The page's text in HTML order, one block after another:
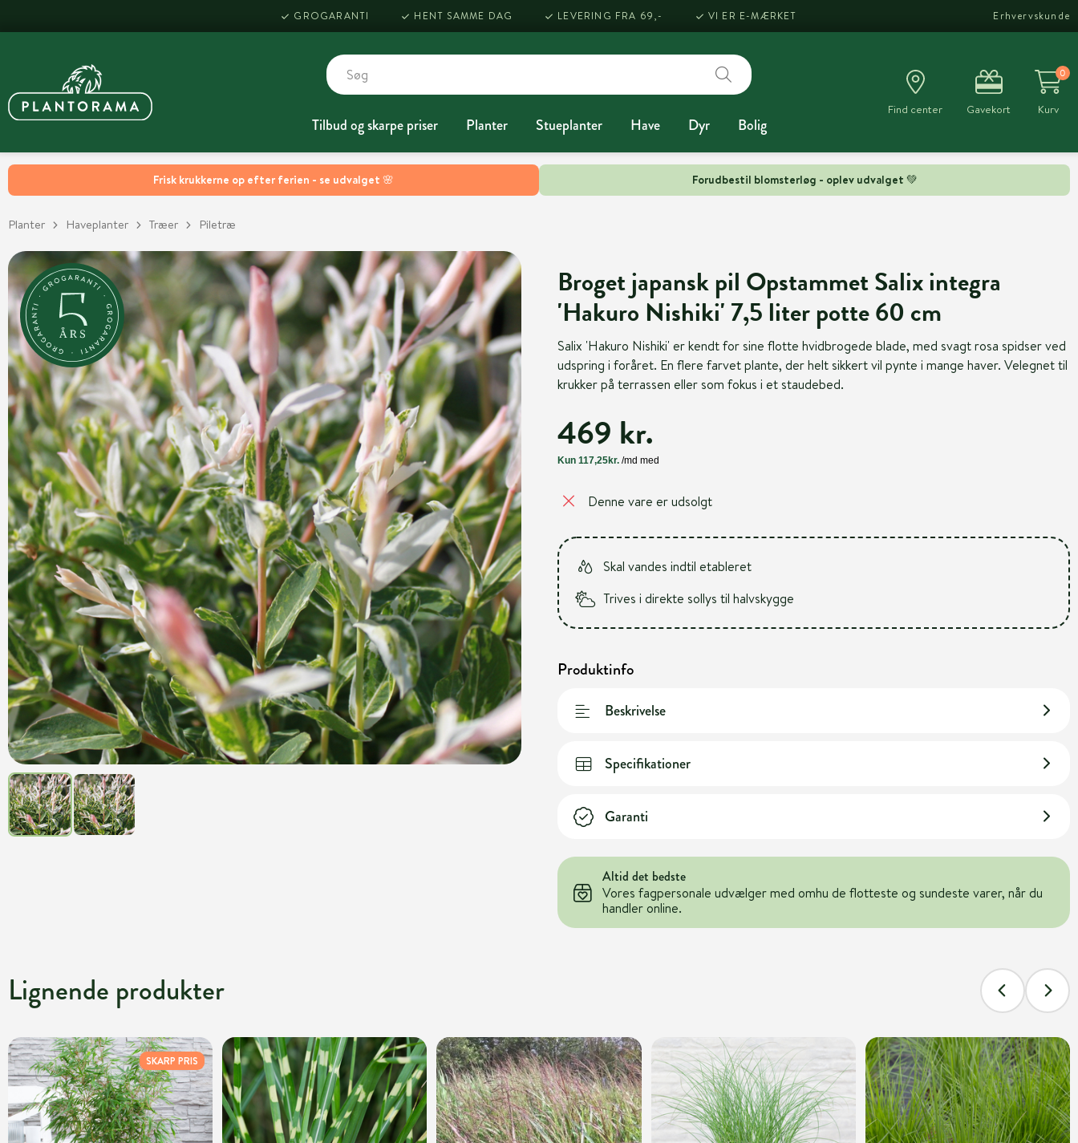
Frisk krukkerne op efter ferien - se udvalget 🌸 Forudbestil blomsterløg - oplev udvalget 💚
GROGARANTI HENT SAMME DAG LEVERING FRA 69,- VI ER E-MÆRKET Erhvervskunde
Tilbud og skarpe priser Planter Stueplanter Have Dyr Bolig
Find center Gavekort
0
Kurv
Planter Haveplanter Træer Piletræ
Broget japansk pil Opstammet Salix integra
'Hakuro Nishiki' 7,5 liter potte 60 cm
Salix 'Hakuro Nishiki' er kendt for sine flotte hvidbrogede blade, med svagt rosa spidser ved
udspring i foråret. En flere farvet plante, der helt sikkert vil pynte i mange haver. Velegnet til
krukker på terrassen eller som fokus i et staudebed.
469 kr.
Denne vare er udsolgt
Skal vandes indtil etableret
Trives i direkte sollys til halvskygge
Produktinfo
Beskrivelse
Specifikationer
Garanti
Altid det bedste
Vores fagpersonale udvælger med omhu de flotteste og sundeste varer, når du
handler online.
Lignende produkter
SKARP PRIS